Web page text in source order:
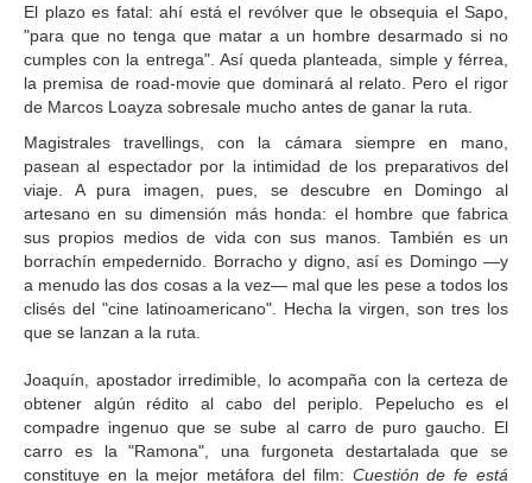
El plazo es fatal: ahí está el revólver que le obsequia el Sapo,
"para que no tenga que matar a un hombre desarmado si no
cumples con la entrega". Así queda planteada, simple y férrea,
la premisa de road-movie que dominará al relato. Pero el rigor
de Marcos Loayza sobresale mucho antes de ganar la ruta.
Magistrales travellings, con la cámara siempre en mano,
pasean al espectador por la intimidad de los preparativos del
viaje. A pura imagen, pues, se descubre en Domingo al
artesano en su dimensión más honda: el hombre que fabrica
sus propios medios de vida con sus manos. También es un
borrachín empedernido. Borracho y digno, así es Domingo —y
a menudo las dos cosas a la vez— mal que les pese a todos los
clisés del "cine latinoamericano". Hecha la virgen, son tres los
que se lanzan a la ruta.
Joaquín, apostador irredimible, lo acompaña con la certeza de
obtener algún rédito al cabo del periplo. Pepelucho es el
compadre ingenuo que se sube al carro de puro gaucho. El
carro es la "Ramona", una furgoneta destartalada que se
constituye en la mejor metáfora del film: Cuestión de fe está